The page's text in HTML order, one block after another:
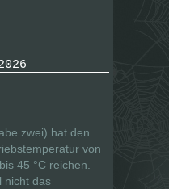
zwei) hat den
von
45 °C reichen.
nicht das